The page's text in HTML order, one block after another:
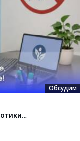
Обсудим